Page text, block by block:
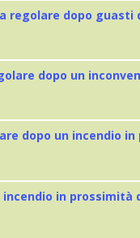
regolare dopo guasti
dopo un
dopo un incendio
in prossimità